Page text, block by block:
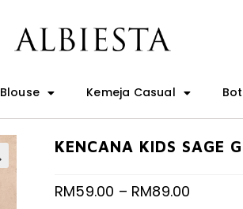
Blouse Kemeja Casual
KENCANA KIDS SAGE
RM59.00 – RM89.00